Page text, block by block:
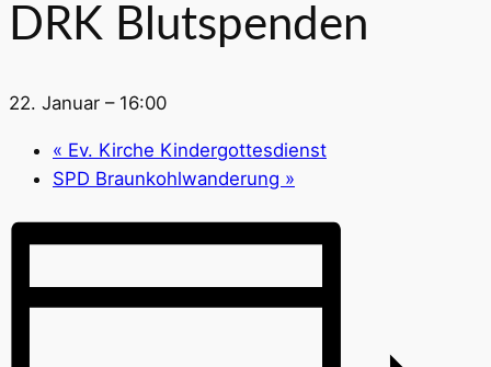
DRK Blutspenden
22. Januar – 16:00
« Ev. Kirche Kindergottesdienst
SPD Braunkohlwanderung »